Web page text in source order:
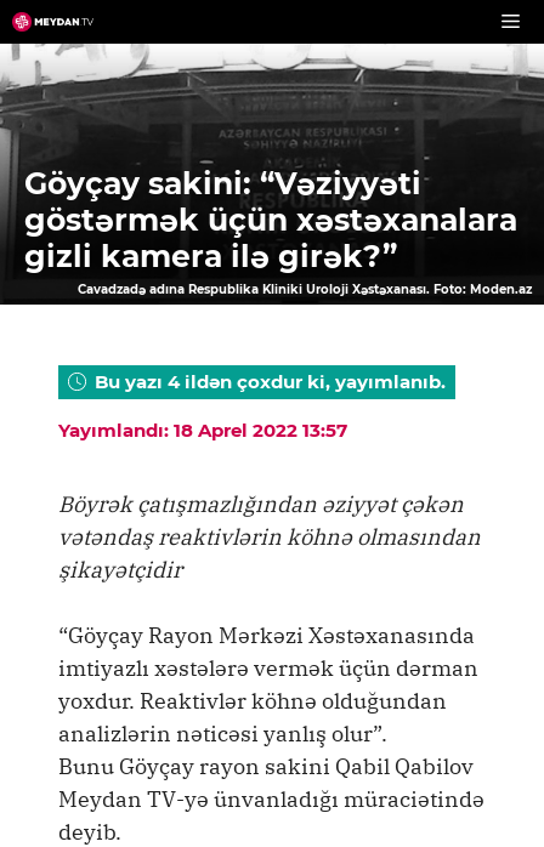
Skip
to
content
Göyçay sakini: “Vəziyyəti
göstərmək üçün xəstəxanalara
gizli kamera ilə girək?”
Cavadzadə adına Respublika Kliniki Uroloji Xəstəxanası. Foto: Moden.az
Bu yazı 4 ildən çoxdur ki, yayımlanıb.
Yayımlandı: 18 Aprel 2022 13:57
Böyrək çatışmazlığından əziyyət çəkən
vətəndaş reaktivlərin köhnə olmasından
şikayətçidir
“Göyçay Rayon Mərkəzi Xəstəxanasında
imtiyazlı xəstələrə vermək üçün dərman
yoxdur. Reaktivlər köhnə olduğundan
analizlərin nəticəsi yanlış olur”.
Bunu Göyçay rayon sakini Qabil Qabilov
Meydan TV-yə ünvanladığı müraciətində
deyib.